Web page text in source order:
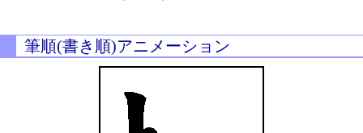
筆順(書き順)アニメーション